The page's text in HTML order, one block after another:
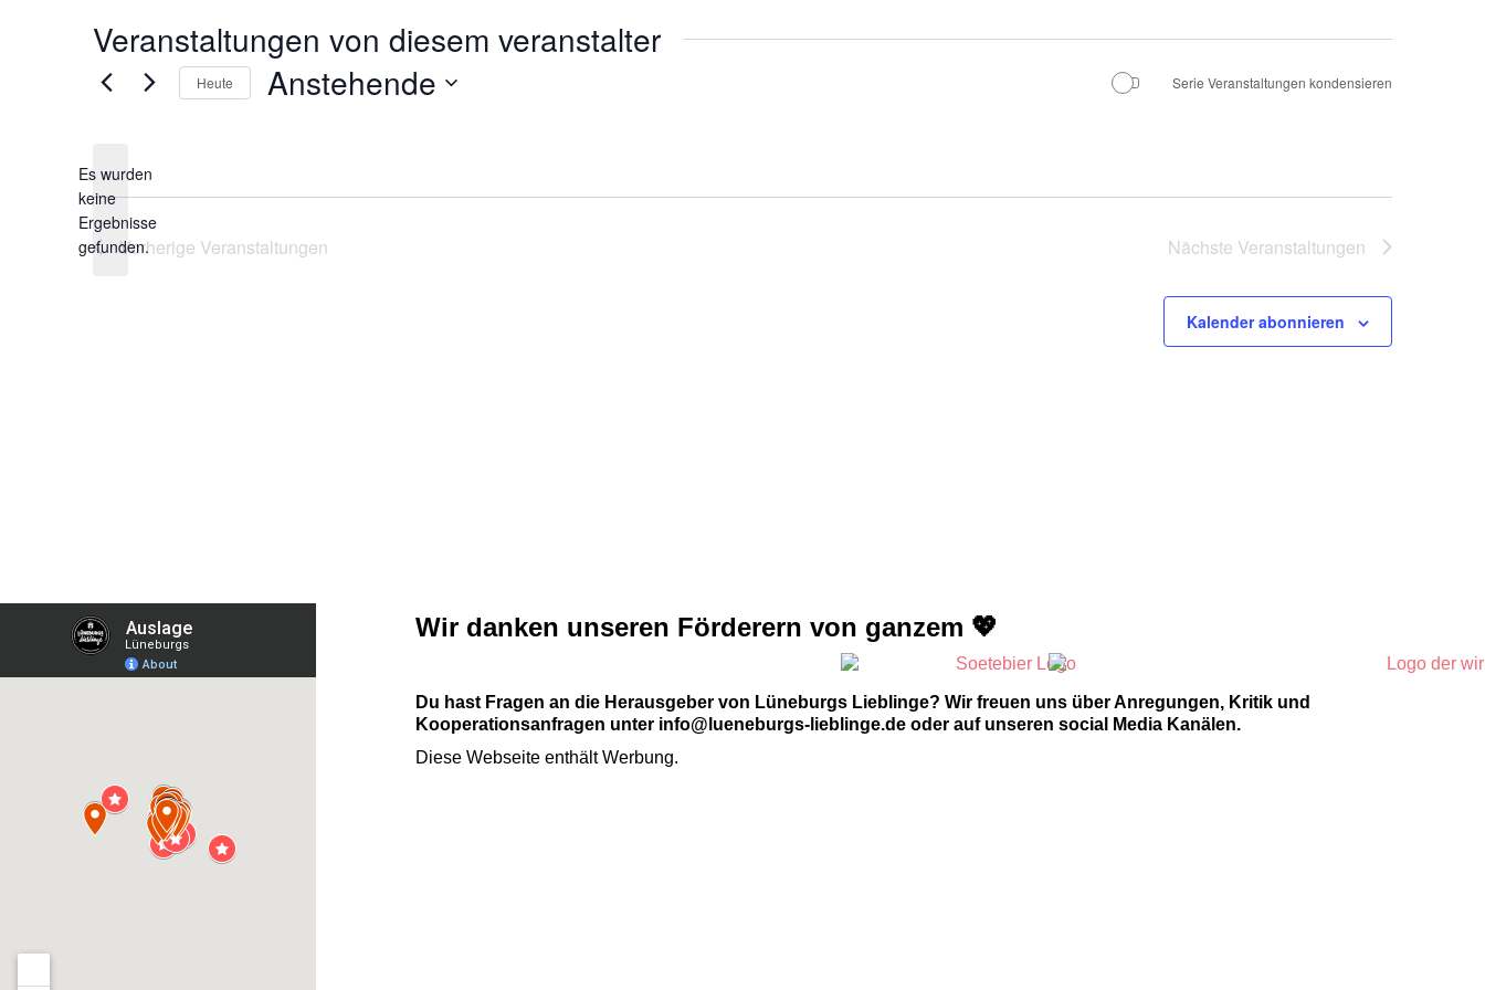
Veranstaltungen von diesem veranstalter
Hinweis
Es wurden
keine
Ergebnisse
gefunden.
Heute Anstehende Serie Veranstaltungen kondensieren
Vorherige Veranstaltungen Nächste Veranstaltungen
Kalender abonnieren
Wir danken unseren Förderern von ganzem 💖
Du hast Fragen an die Herausgeber von Lüneburgs Lieblinge? Wir freuen uns über Anregungen, Kritik und
Kooperationsanfragen unter info@lueneburgs-lieblinge.de oder auf unseren social Media Kanälen.
Diese Webseite enthält Werbung.